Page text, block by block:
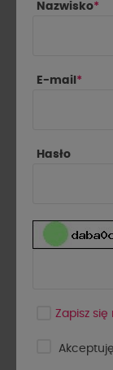
Nazwisko*
E-mail *
Hasło
Zapisz się
Akceptuję